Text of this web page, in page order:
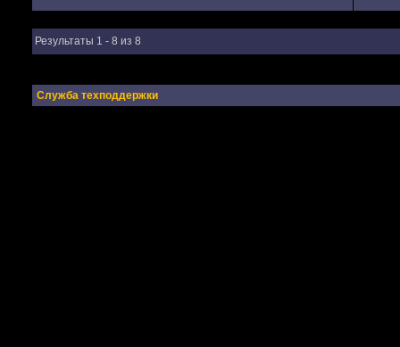
Результаты 1 - 8 из 8
Служба техподдержки